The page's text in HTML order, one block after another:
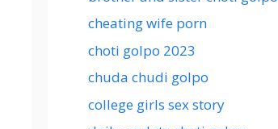
cheating wife porn
choti golpo 2023
chuda chudi golpo
college girls sex story